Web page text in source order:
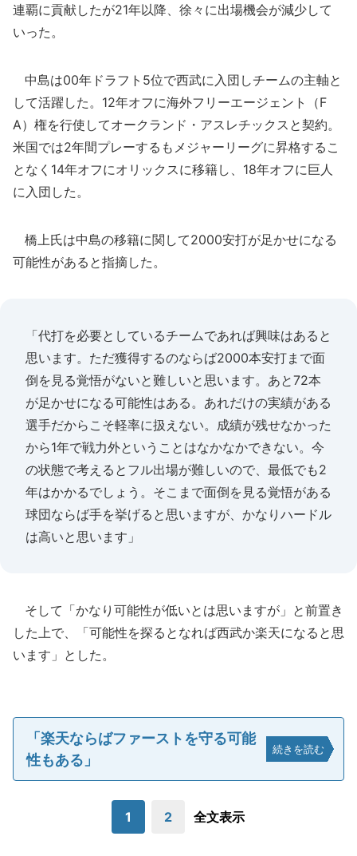
連覇に貢献したが21年以降、徐々に出場機会が減少して
いった。
中島は00年ドラフト5位で西武に入団しチームの主軸と
して活躍した。12年オフに海外フリーエージェント（F
A）権を行使してオークランド・アスレチックスと契約。
米国では2年間プレーするもメジャーリーグに昇格するこ
となく14年オフにオリックスに移籍し、18年オフに巨人
に入団した。
橋上氏は中島の移籍に関して2000安打が足かせになる
可能性があると指摘した。
「代打を必要としているチームであれば興味はあると
思います。ただ獲得するのならば2000本安打まで面
倒を見る覚悟がないと難しいと思います。あと72本
が足かせになる可能性はある。あれだけの実績がある
選手だからこそ軽率に扱えない。成績が残せなかった
から1年で戦力外ということはなかなかできない。今
の状態で考えるとフル出場が難しいので、最低でも2
年はかかるでしょう。そこまで面倒を見る覚悟がある
球団ならば手を挙げると思いますが、かなりハードル
は高いと思います」
そして「かなり可能性が低いとは思いますが」と前置き
した上で、「可能性を探るとなれば西武か楽天になると思
います」とした。
「楽天ならばファーストを守る可能
性もある」
続きを読む
1 2 全文表示